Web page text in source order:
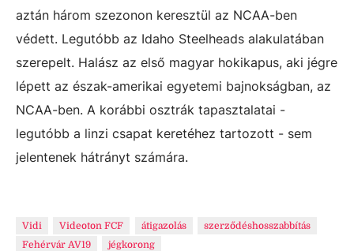
aztán három szezonon keresztül az NCAA-ben
védett. Legutóbb az Idaho Steelheads alakulatában
szerepelt. Halász az első magyar hokikapus, aki jégre
lépett az észak-amerikai egyetemi bajnokságban, az
NCAA-ben. A korábbi osztrák tapasztalatai -
legutóbb a linzi csapat keretéhez tartozott - sem
jelentenek hátrányt számára.
Vidi Videoton FCF átigazolás
szerződéshosszabbítás
Fehérvár AV19
jégkorong